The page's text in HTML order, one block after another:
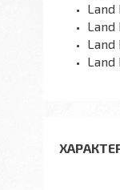
Land
Land
Land
Land